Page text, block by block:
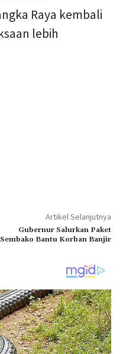
Raya kembali
lebih
Artikel Selanjutnya
Gubernur Salurkan Paket
Sembako Bantu Korban Banjir